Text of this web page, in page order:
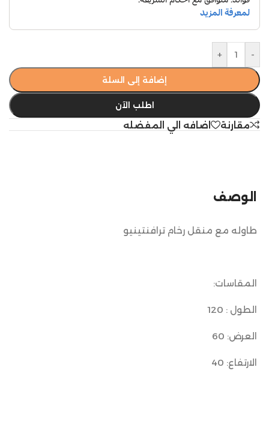
-
+
إضافة إلى السلة
اطلب الآن
مقارنة اضافه الي المفضله
الوصف
طاوله مع منقل رخام ترافنتينيو
المقاسات:
الطول : 120
العرض: 60
الارتفاع: 40